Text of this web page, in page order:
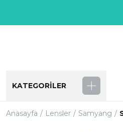
KATEGORİLER
Anasayfa Lensler Samyang